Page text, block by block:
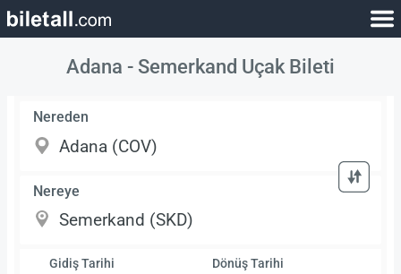
Adana - Semerkand Uçak Bileti
Nereden
Nereye
Gidiş Tarihi Dönüş Tarihi